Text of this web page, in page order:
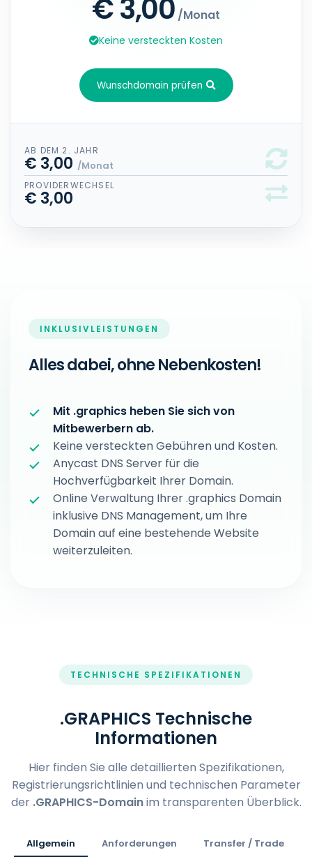
€ 3,00 /Monat
Keine versteckten Kosten
Wunschdomain prüfen
AB DEM 2. JAHR
€ 3,00 /Monat
PROVIDERWECHSEL
€ 3,00
INKLUSIVLEISTUNGEN
Alles dabei, ohne Nebenkosten!
Mit .graphics heben Sie sich von
Mitbewerbern ab.
Keine versteckten Gebühren und Kosten.
Anycast DNS Server für die
Hochverfügbarkeit Ihrer Domain.
Online Verwaltung Ihrer .graphics Domain
inklusive DNS Management, um Ihre
Domain auf eine bestehende Website
weiterzuleiten.
TECHNISCHE SPEZIFIKATIONEN
.GRAPHICS Technische
Informationen
Hier finden Sie alle detaillierten Spezifikationen,
Registrierungsrichtlinien und technischen Parameter
der .GRAPHICS-Domainim transparenten Überblick.
Allgemein Anforderungen Transfer / Trade